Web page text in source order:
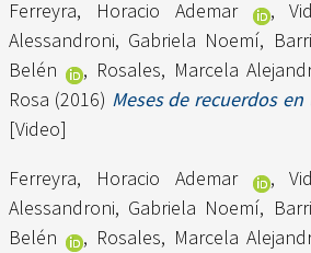
Ferreyra, Horacio Ademar
,
Alessandroni, Gabriela Noemí,
Belén
, Rosales, Marcela
Rosa (2016) Meses de recuerdos
[Video]
Ferreyra, Horacio Ademar
,
Alessandroni, Gabriela Noemí,
Belén
, Rosales, Marcela